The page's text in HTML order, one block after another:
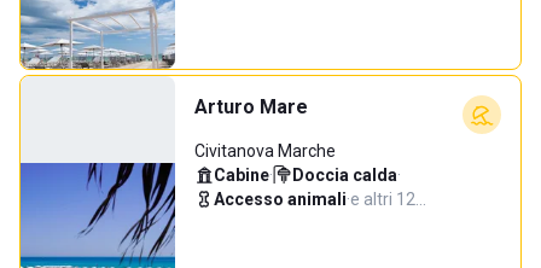
Arturo Mare
Civitanova Marche
Cabine· Doccia calda·
Accesso animali·e altri 12…